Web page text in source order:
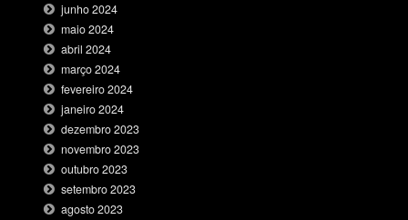
junho 2024
maio 2024
abril 2024
março 2024
fevereiro 2024
janeiro 2024
dezembro 2023
novembro 2023
outubro 2023
setembro 2023
agosto 2023